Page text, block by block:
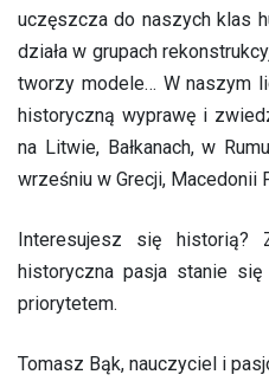
uczęszcza do naszych klas
działa w grupach
tworzy modele… W naszym
historyczną wyprawę i
na Litwie, Bałkanach, w
wrześniu w Grecji, Macedonii
Interesujesz się historią?
historyczna pasja stanie
priorytetem.
Tomasz Bąk, nauczyciel i